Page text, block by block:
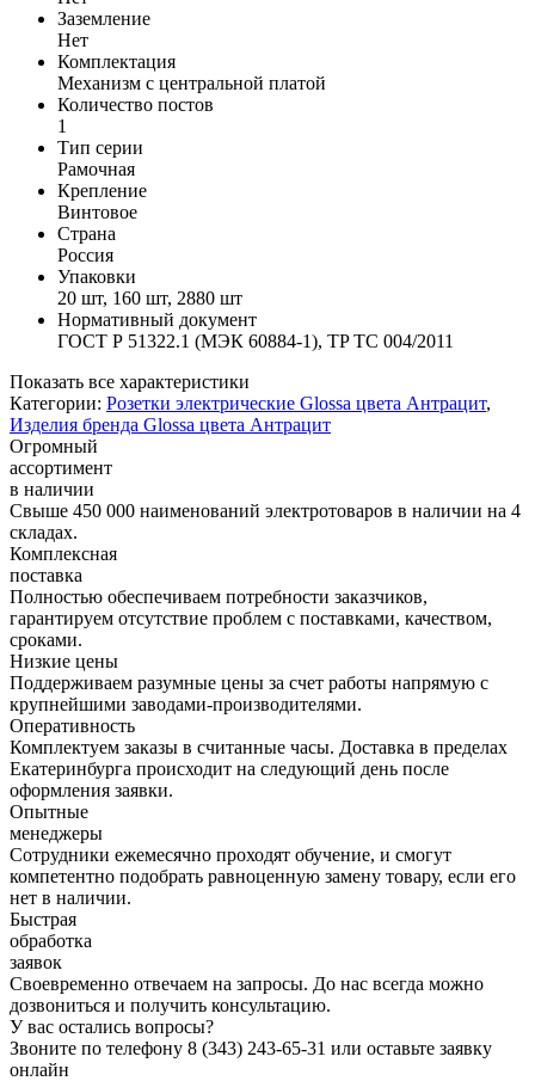
Заземление
Нет
Комплектация
Механизм с центральной платой
Количество постов
1
Тип серии
Рамочная
Крепление
Винтовое
Страна
Россия
Упаковки
20 шт, 160 шт, 2880 шт
Нормативный документ
ГОСТ Р 51322.1 (МЭК 60884-1), TP TС 004/2011
Показать все характеристики
Категории: Розетки электрические Glossa цвета Антрацит,
Изделия бренда Glossa цвета Антрацит
Огромный
ассортимент
в наличии
Свыше 450 000 наименований электротоваров в наличии на 4
складах.
Комплексная
поставка
Полностью обеспечиваем потребности заказчиков,
гарантируем отсутствие проблем с поставками, качеством,
сроками.
Низкие цены
Поддерживаем разумные цены за счет работы напрямую с
крупнейшими заводами-производителями.
Оперативность
Комплектуем заказы в считанные часы. Доставка в пределах
Екатеринбурга происходит на следующий день после
оформления заявки.
Опытные
менеджеры
Сотрудники ежемесячно проходят обучение, и смогут
компетентно подобрать равноценную замену товару, если его
нет в наличии.
Быстрая
обработка
заявок
Своевременно отвечаем на запросы. До нас всегда можно
дозвониться и получить консультацию.
У вас остались вопросы?
Звоните по телефону 8 (343) 243-65-31 или оставьте заявку
онлайн